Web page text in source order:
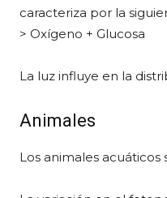
caracteriza por la
> Oxígeno + Glucosa
La luz influye en la
Animales
Los animales